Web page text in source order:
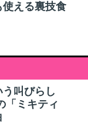
使える裏技食
う叫びらし
「ミキティ